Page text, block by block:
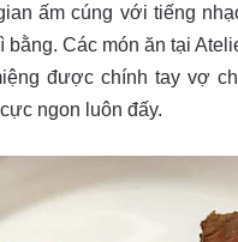
ấm cúng với tiếng
bằng. Các món ăn tại
được chính tay vợ
ngon luôn đấy.